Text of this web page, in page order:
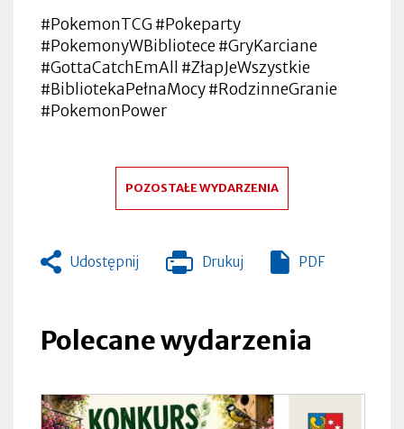
#PokemonTCG #Pokeparty
#PokemonyWBibliotece #GryKarciane
#GottaCatchEmAll #ZłapJeWszystkie
#BibliotekaPełnaMocy #RodzinneGranie
#PokemonPower
POZOSTAŁE WYDARZENIA
Udostępnij Drukuj
Otworzy
zakładce
PDF
Polecane wydarzenia